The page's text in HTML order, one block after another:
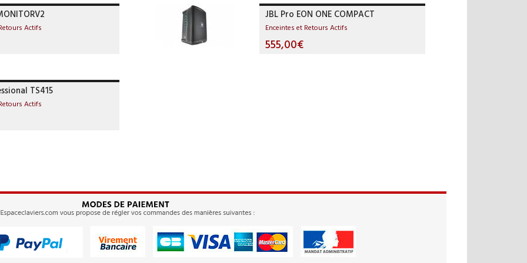
Actifs
JBL Pro EON ONE COMPACT
Enceintes et Retours Actifs
555,00€
TS415
Actifs